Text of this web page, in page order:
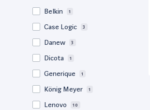
Belkin 1
Case Logic 3
Danew 3
Dicota 1
Generique 1
König Meyer 1
Lenovo 10